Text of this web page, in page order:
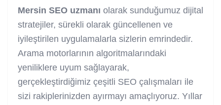
Mersin SEO uzmanı olarak sunduğumuz dijital
stratejiler, sürekli olarak güncellenen ve
iyileştirilen uygulamalarla sizlerin emrindedir.
Arama motorlarının algoritmalarındaki
yeniliklere uyum sağlayarak,
gerçekleştirdiğimiz çeşitli SEO çalışmaları ile
sizi rakiplerinizden ayırmayı amaçlıyoruz. Yıllar